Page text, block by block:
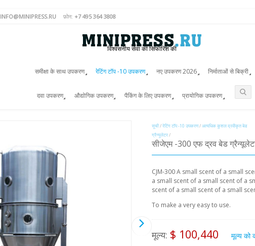
INFO@MINIPRESS.RU फ़ोन: +7 495 364 3808
विश्वसनीय सेवा की सिफारिश की
समीक्षा के साथ उपकरण रेटिंग टॉप -10 उपकरण नए उपकरण 2026 निर्माताओं से बिक्री
दवा उपकरण औद्योगिक उपकरण पैकिंग के लिए उपकरण प्रायोगिक उपकरण
सूची/रेटिंग टॉप -10 उपकरण/अत्यधिक कुशल द्रवीकृत बेड
ग्रैन्यूलेटर/
सीजेएम -300 एफ द्रव बेड
CJM-300 A small scent of a small
a small scent of a small scent of a
scent of a small scent of a small
To make a very easy to use.
मूल्य: $ 100,440 मूल्य को